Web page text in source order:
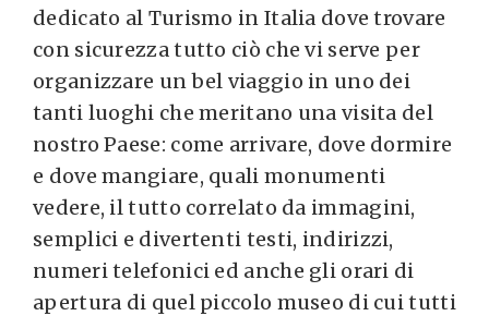
dedicato al Turismo in Italia dove trovare
con sicurezza tutto ciò che vi serve per
organizzare un bel viaggio in uno dei
tanti luoghi che meritano una visita del
nostro Paese: come arrivare, dove dormire
e dove mangiare, quali monumenti
vedere, il tutto correlato da immagini,
semplici e divertenti testi, indirizzi,
numeri telefonici ed anche gli orari di
apertura di quel piccolo museo di cui tutti